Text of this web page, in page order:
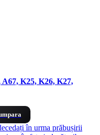
K25, K26, K27,